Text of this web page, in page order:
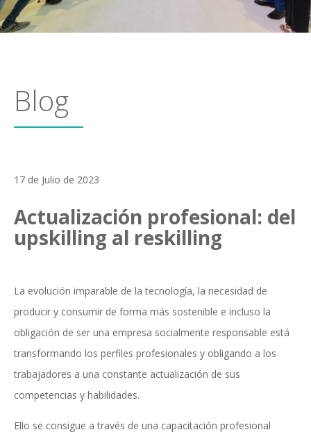
Blog
17 de Julio de 2023
Actualización profesional: del
upskilling al reskilling
La evolución imparable de la tecnología, la necesidad de
producir y consumir de forma más sostenible e incluso la
obligación de ser una empresa socialmente responsable está
transformando los perfiles profesionales y obligando a los
trabajadores a una constante actualización de sus
competencias y habilidades.
Ello se consigue a través de una capacitación profesional